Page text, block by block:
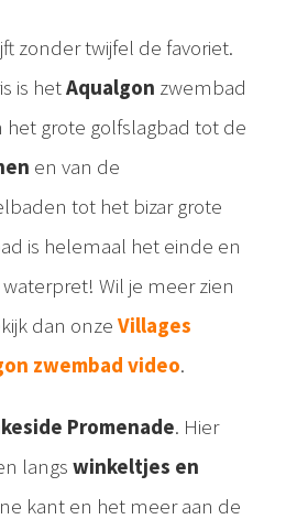
zonder twijfel de favoriet.
is hetAqualgon zwembad
grote golfslagbad tot de
en van de
tot het bizar grote
is helemaal het einde en
Wil je meer zien
dan onze Villages
zwembad video.
Promenade. Hier
langs winkeltjes en
kant en het meer aan de